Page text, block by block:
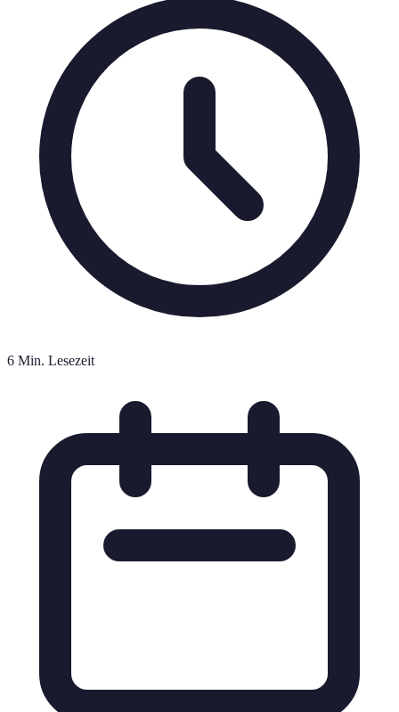
6 Min. Lesezeit